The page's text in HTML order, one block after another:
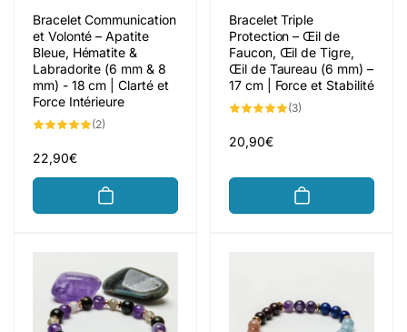
Bracelet Communication
et Volonté – Apatite
Bleue, Hématite &
Labradorite (6 mm & 8
mm) - 18 cm | Clarté et
Force Intérieure
(2)
Prix
habituel
22,90€
Bracelet Triple
Protection – Œil de
Faucon, Œil de Tigre,
Œil de Taureau (6 mm) –
17 cm | Force et Stabilité
(3)
Prix
20,90€